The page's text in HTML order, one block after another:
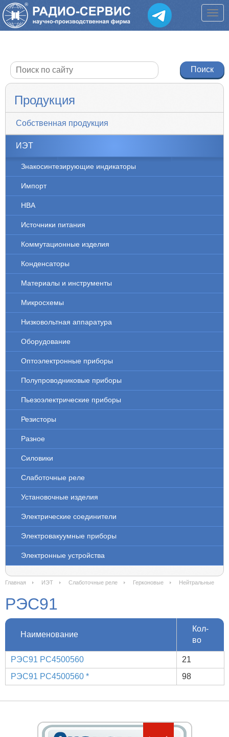
Продукция
Собственная продукция
ИЭТ
Знакосинтезирующие индикаторы
Импорт
НВА
Источники питания
Коммутационные изделия
Конденсаторы
Материалы и инструменты
Микросхемы
Низковольтная аппаратура
Оборудование
Оптоэлектронные приборы
Полупроводниковые приборы
Пьезоэлектрические приборы
Резисторы
Разное
Силовики
Слаботочные реле
Установочные изделия
Электрические соединители
Электровакуумные приборы
Электронные устройства
Главная ИЭТ Слаботочные реле Герконовые Нейтральные
РЭС91
Наименование
Кол-
во
РЭС91 РС4500560
21
РЭС91 РС4500560 *
98